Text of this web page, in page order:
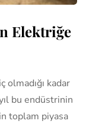
Elektriğe
olmadığı kadar
bu endüstri­nin
toplam piyasa